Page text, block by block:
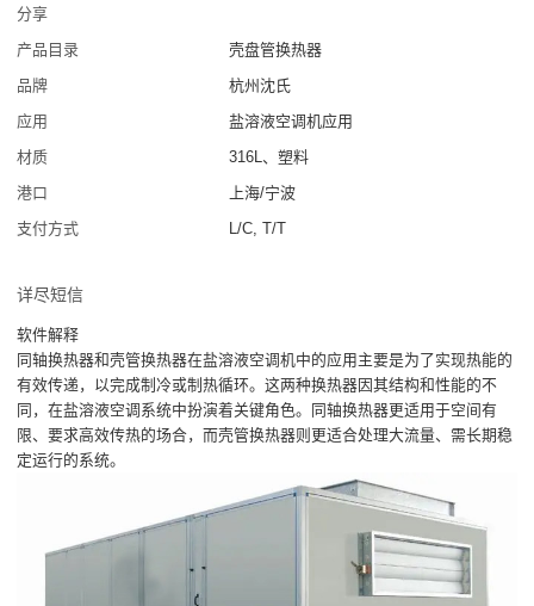
分享
产品目录
壳盘管换热器
品牌
杭州沈氏
应用
盐溶液空调机应用
材质
316L、塑料
港口
上海/宁波
支付方式
L/C, T/T
详尽短信
软件解释
同轴换热器和壳管换热器在盐溶液空调机中的应用主要是为了实现热能的
有效传递，以完成制冷或制热循环。这两种换热器因其结构和性能的不
同，在盐溶液空调系统中扮演着关键角色。同轴换热器更适用于空间有
限、要求高效传热的场合，而壳管换热器则更适合处理大流量、需长期稳
定运行的系统。